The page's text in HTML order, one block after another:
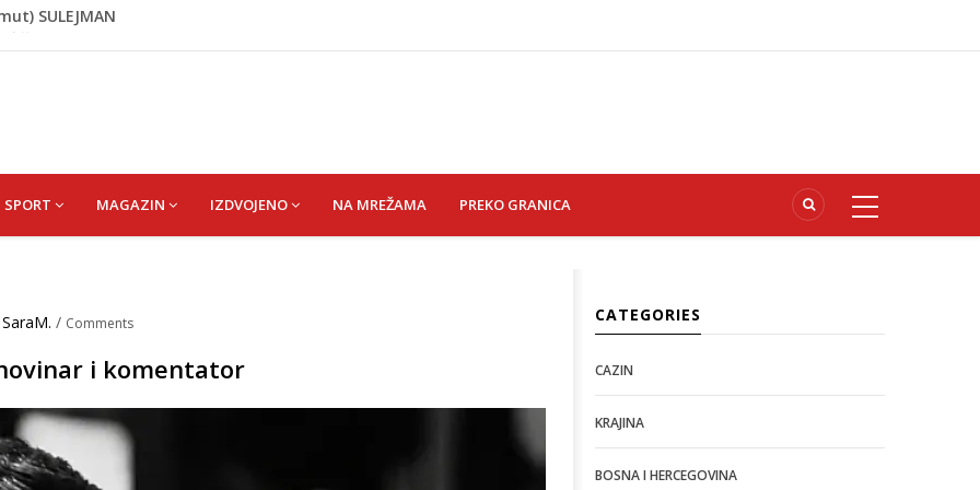
ŠEFIKU
Čizmić) AJIŠA
SULEJMAN
SPORT MAGAZIN IZDVOJENO NA MREŽAMA PREKO GRANICA
SaraM. / Comments
i komentator
CATEGORIES
CAZIN
KRAJINA
BOSNA I HERCEGOVINA